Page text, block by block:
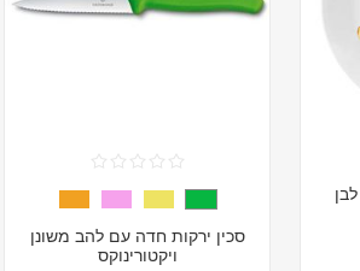
סכין ירקות חדה עם להב משונן
ויקטורינוקס